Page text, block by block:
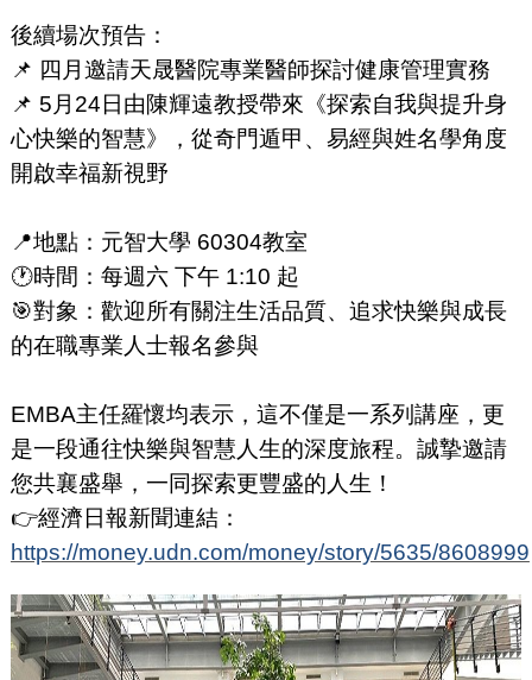
後續場次預告：
📌 四月邀請天晟醫院專業醫師探討健康管理實務
📌 5月24日由陳輝遠教授帶來《探索自我與提升身
心快樂的智慧》，從奇門遁甲、易經與姓名學角度
開啟幸福新視野
📍地點：元智大學 60304教室
🕐時間：每週六 下午 1:10 起
🎯對象：歡迎所有關注生活品質、追求快樂與成長
的在職專業人士報名參與
EMBA主任羅懷均表示，這不僅是一系列講座，更
是一段通往快樂與智慧人生的深度旅程。誠摯邀請
您共襄盛舉，一同探索更豐盛的人生！
👉經濟日報新聞連結：
https://money.udn.com/money/story/5635/8608999